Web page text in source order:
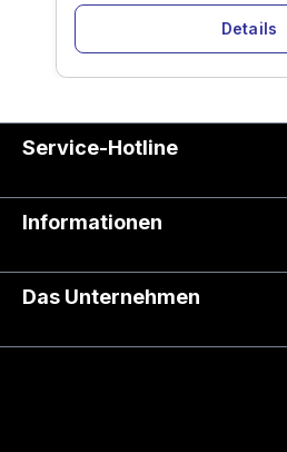
Details
Service-Hotline
Informationen
Das Unternehmen